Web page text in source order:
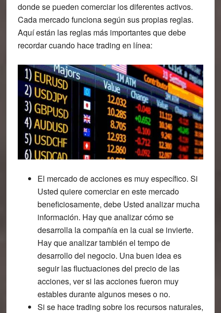
donde se pueden comerciar los diferentes activos.
Cada mercado funciona según sus propias reglas.
Aquí están las reglas más importantes que debe
recordar cuando hace trading en línea:
El mercado de acciones es muy específico. Si
Usted quiere comerciar en este mercado
beneficiosamente, debe Usted analizar mucha
información. Hay que analizar cómo se
desarrolla la compañía en la cual se invierte.
Hay que analizar también el tempo de
desarrollo del negocio. Una buen idea es
seguir las fluctuaciones del precio de las
acciones, ver si las acciones fueron muy
estables durante algunos meses o no.
Si se hace trading sobre los recursos naturales,